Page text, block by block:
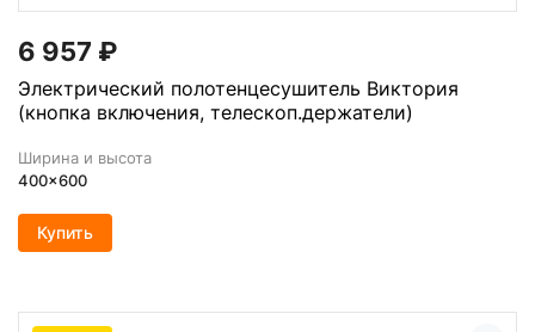
6 957 ₽
Электрический полотенцесушитель Виктория
(кнопка включения, телескоп.держатели)
Ширина и высота
400x600
Купить